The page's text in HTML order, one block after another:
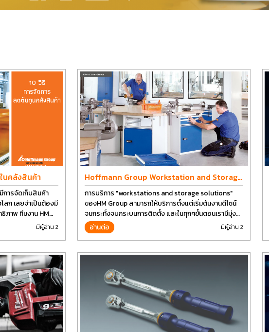
นคลังสินค้า
การจัดเก็บสินค้า
ลก เลยจำเป็นต้องมี
ภาพ ทีมงาน HM
บ่งปันกัน
มีผู้อ่าน 2
Hoffmann Group Workstation and Storage
Design
การบริการ "workstations and storage solutions"
ของHM Group สามารถให้บริการตั้งแต่เริ่มต้นงานดีไซน์
จนกระทั่งจบกระบนการติดตั้ง และในทุกๆขั้นตอนเรามีมุ่ง
มั่นเพื่อที่จะให้คุณได้รับคุณภาพและการที่งานที่ดีที่สุด บน
ต้นทุนที่ดีที่สุดเช่นกัน
อ่านต่อ มีผู้อ่าน 2